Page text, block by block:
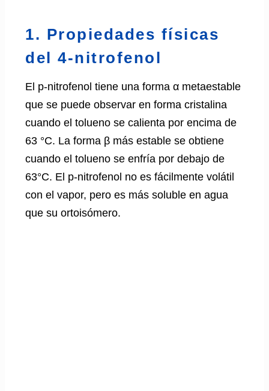
1. Propiedades físicas
del 4-nitrofenol
El p-nitrofenol tiene una forma α metaestable
que se puede observar en forma cristalina
cuando el tolueno se calienta por encima de
63 °C. La forma β más estable se obtiene
cuando el tolueno se enfría por debajo de
63°C. El p-nitrofenol no es fácilmente volátil
con el vapor, pero es más soluble en agua
que su ortoisómero.